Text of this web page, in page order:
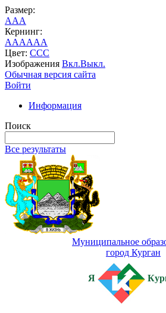
Размер:
AAA
Кернинг:
AAAAAA
Цвет: CCC
Изображения Вкл.Выкл.
Обычная версия сайта
Войти
Информация
Поиск
Все результаты
Муниципальное
город Курган
Я